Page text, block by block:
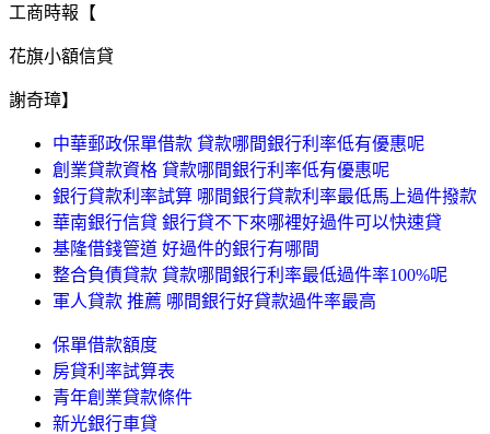
工商時報【
花旗小額信貸
謝奇璋】
中華郵政保單借款 貸款哪間銀行利率低有優惠呢
創業貸款資格 貸款哪間銀行利率低有優惠呢
銀行貸款利率試算 哪間銀行貸款利率最低馬上過件撥款
華南銀行信貸 銀行貸不下來哪裡好過件可以快速貸
基隆借錢管道 好過件的銀行有哪間
整合負債貸款 貸款哪間銀行利率最低過件率100%呢
軍人貸款 推薦 哪間銀行好貸款過件率最高
保單借款額度
房貸利率試算表
青年創業貸款條件
新光銀行車貸